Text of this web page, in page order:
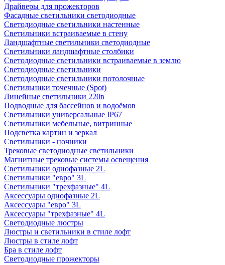
Драйверы для прожекторов
Фасадные светильники светодиодные
Светодиодные светильники настенные
Светильники встраиваемые в стену
Ландшафтные светильники светодиодные
Светильники ландшафтные столбики
Светодиодные светильники встраиваемые в землю
Светодиодные светильники
Светодиодные светильники потолочные
Светильники точечные (Spot)
Линейные светильники 220в
Подводные для бассейнов и водоёмов
Светильники универсальные IP67
Светильники мебельные, витринные
Подсветка картин и зеркал
Светильники - ночники
Трековые светодиодные светильники
Магнитные трековые системы освещения
Светильники однофазные 2L
Светильники "евро" 3L
Светильники "трехфазные" 4L
Аксессуары однофазные 2L
Аксессуары "евро" 3L
Аксессуары "трехфазные" 4L
Светодиодные люстры
Люстры и светильники в стиле лофт
Люстры в стиле лофт
Бра в стиле лофт
Светодиодные прожекторы